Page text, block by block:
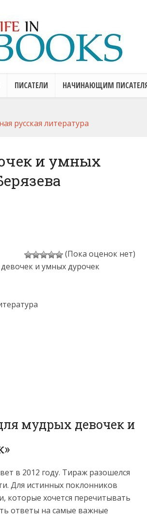
ПИСАТЕЛИ НАЧИНАЮЩИМ
русская литература
и умных
(Пока оценок нет)
и умных дурочек
мудрых девочек и
в 2012 году. Тираж разошелся
Для истинных поклонников
которые хочется перечитывать
ответы на самые важные